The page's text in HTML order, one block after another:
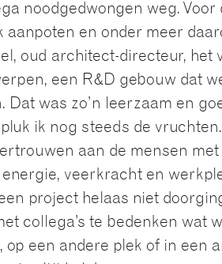
noodgedwongen weg. Voor
aanpoten en onder meer
oud architect-directeur, het
een R&D gebouw dat
Dat was zo’n leerzaam en
ik nog steeds de
aan de mensen
veerkracht en
project helaas niet
collega’s te bedenken wat
op een andere plek of in een